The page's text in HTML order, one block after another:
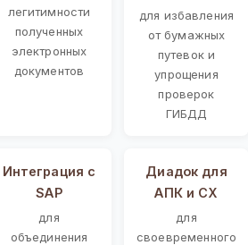
легитимности
полученных
электронных
документов
для избавления
от бумажных
путевок и
упрощения
проверок
ГИБДД
Интеграция с
SAP
для
объединения
Диадок для
АПК и СХ
для
своевременного